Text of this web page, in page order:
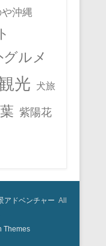
沖縄
グルメ
光 犬旅
紫陽花
アドベンチャー All
Themes